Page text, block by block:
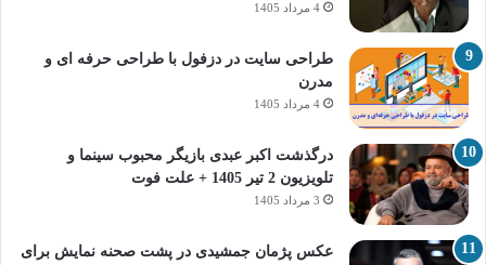
4 مرداد 1405
طراحی سایت در دزفول با طراحی حرفه‌ ای و
مدرن
4 مرداد 1405
درگذشت اکبر عبدی بازیگر محبوب سینما و
تلویزیون 2 تیر 1405 + علت فوت
3 مرداد 1405
عکس پژمان جمشیدی در پشت صحنه نمایش برای